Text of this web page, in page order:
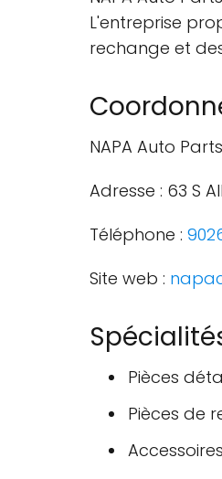
L'entreprise
rechange et
NAPA Auto
Adresse : 63 S
Téléphone :
Site web :
Pièces
Pièces de